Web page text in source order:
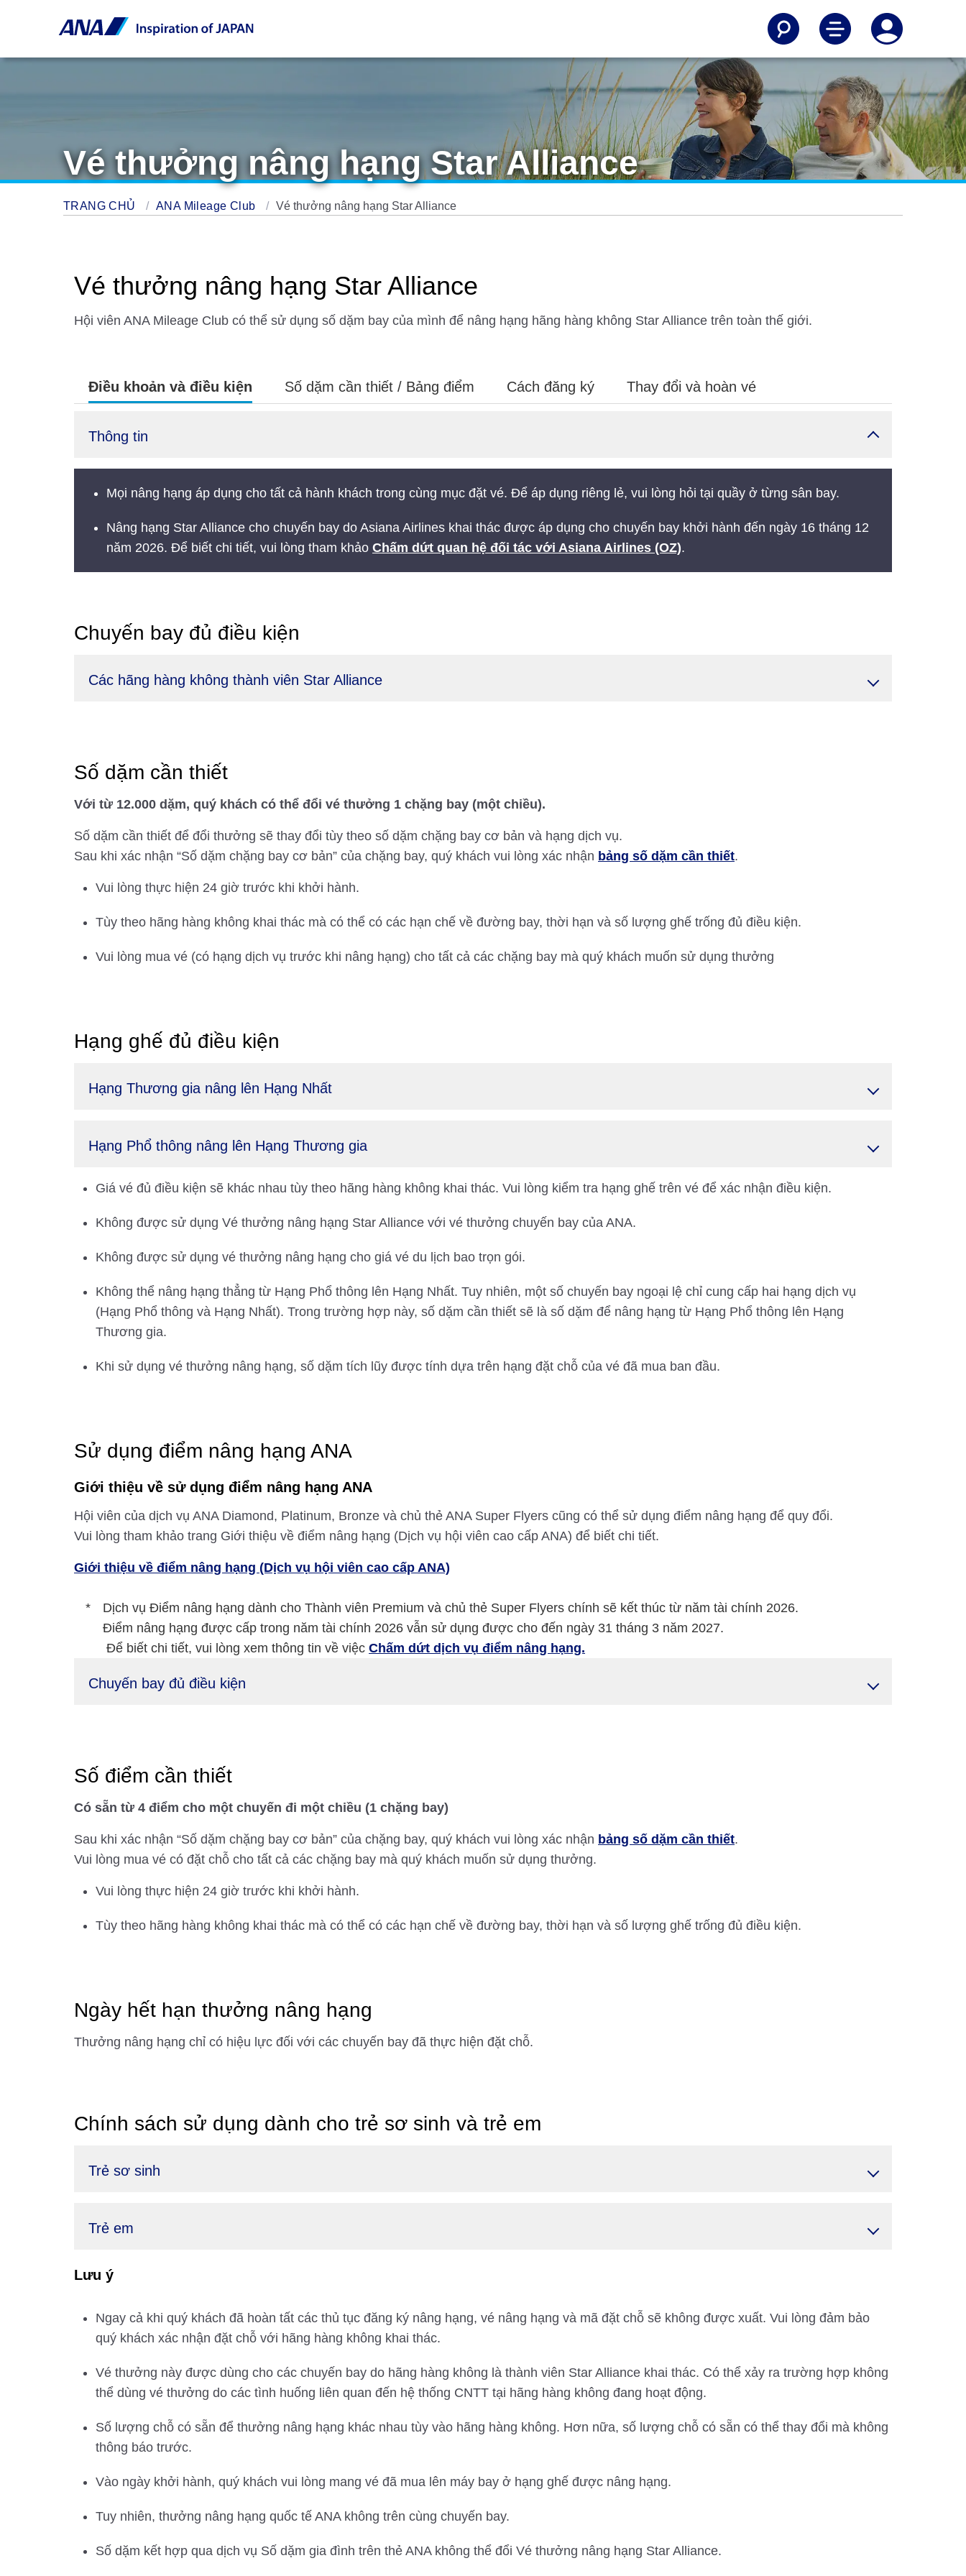
Vé thưởng nâng hạng Star Alliance
TRANG CHỦ ANA Mileage Club Vé thưởng nâng hạng Star Alliance
Vé thưởng nâng hạng Star Alliance
Hội viên ANA Mileage Club có thể sử dụng số dặm bay của mình để nâng hạng hãng hàng không Star Alliance trên toàn thế giới.
Điều khoản và điều kiện Số dặm cần thiết / Bảng điểm Cách đăng ký Thay đổi và hoàn vé
Thông tin
Mọi nâng hạng áp dụng cho tất cả hành khách trong cùng mục đặt vé. Để áp dụng riêng lẻ, vui lòng hỏi tại quầy ở từng sân bay.
Nâng hạng Star Alliance cho chuyến bay do Asiana Airlines khai thác được áp dụng cho chuyến bay khởi hành đến ngày 16 tháng 12
năm 2026. Để biết chi tiết, vui lòng tham khảo Chấm dứt quan hệ đối tác với Asiana Airlines (OZ).
Chuyến bay đủ điều kiện
Các hãng hàng không thành viên Star Alliance
Số dặm cần thiết
Với từ 12.000 dặm, quý khách có thể đổi vé thưởng 1 chặng bay (một chiều).
Số dặm cần thiết để đổi thưởng sẽ thay đổi tùy theo số dặm chặng bay cơ bản và hạng dịch vụ.
Sau khi xác nhận “Số dặm chặng bay cơ bản” của chặng bay, quý khách vui lòng xác nhận bảng số dặm cần thiết.
Vui lòng thực hiện 24 giờ trước khi khởi hành.
Tùy theo hãng hàng không khai thác mà có thể có các hạn chế về đường bay, thời hạn và số lượng ghế trống đủ điều kiện.
Vui lòng mua vé (có hạng dịch vụ trước khi nâng hạng) cho tất cả các chặng bay mà quý khách muốn sử dụng thưởng
Hạng ghế đủ điều kiện
Hạng Thương gia nâng lên Hạng Nhất
Hạng Phổ thông nâng lên Hạng Thương gia
Giá vé đủ điều kiện sẽ khác nhau tùy theo hãng hàng không khai thác. Vui lòng kiểm tra hạng ghế trên vé để xác nhận điều kiện.
Không được sử dụng Vé thưởng nâng hạng Star Alliance với vé thưởng chuyến bay của ANA.
Không được sử dụng vé thưởng nâng hạng cho giá vé du lịch bao trọn gói.
Không thể nâng hạng thẳng từ Hạng Phổ thông lên Hạng Nhất. Tuy nhiên, một số chuyến bay ngoại lệ chỉ cung cấp hai hạng dịch vụ
(Hạng Phổ thông và Hạng Nhất). Trong trường hợp này, số dặm cần thiết sẽ là số dặm để nâng hạng từ Hạng Phổ thông lên Hạng
Thương gia.
Khi sử dụng vé thưởng nâng hạng, số dặm tích lũy được tính dựa trên hạng đặt chỗ của vé đã mua ban đầu.
Sử dụng điểm nâng hạng ANA
Giới thiệu về sử dụng điểm nâng hạng ANA
Hội viên của dịch vụ ANA Diamond, Platinum, Bronze và chủ thẻ ANA Super Flyers cũng có thể sử dụng điểm nâng hạng để quy đổi.
Vui lòng tham khảo trang Giới thiệu về điểm nâng hạng (Dịch vụ hội viên cao cấp ANA) để biết chi tiết.
Giới thiệu về điểm nâng hạng (Dịch vụ hội viên cao cấp ANA)
Dịch vụ Điểm nâng hạng dành cho Thành viên Premium và chủ thẻ Super Flyers chính sẽ kết thúc từ năm tài chính 2026.
Điểm nâng hạng được cấp trong năm tài chính 2026 vẫn sử dụng được cho đến ngày 31 tháng 3 năm 2027.
Để biết chi tiết, vui lòng xem thông tin về việc Chấm dứt dịch vụ điểm nâng hạng.
Chuyến bay đủ điều kiện
Số điểm cần thiết
Có sẵn từ 4 điểm cho một chuyến đi một chiều (1 chặng bay)
Sau khi xác nhận “Số dặm chặng bay cơ bản” của chặng bay, quý khách vui lòng xác nhận bảng số dặm cần thiết.
Vui lòng mua vé có đặt chỗ cho tất cả các chặng bay mà quý khách muốn sử dụng thưởng.
Vui lòng thực hiện 24 giờ trước khi khởi hành.
Tùy theo hãng hàng không khai thác mà có thể có các hạn chế về đường bay, thời hạn và số lượng ghế trống đủ điều kiện.
Ngày hết hạn thưởng nâng hạng
Thưởng nâng hạng chỉ có hiệu lực đối với các chuyến bay đã thực hiện đặt chỗ.
Chính sách sử dụng dành cho trẻ sơ sinh và trẻ em
Trẻ sơ sinh
Trẻ em
Lưu ý
Ngay cả khi quý khách đã hoàn tất các thủ tục đăng ký nâng hạng, vé nâng hạng và mã đặt chỗ sẽ không được xuất. Vui lòng đảm bảo
quý khách xác nhận đặt chỗ với hãng hàng không khai thác.
Vé thưởng này được dùng cho các chuyến bay do hãng hàng không là thành viên Star Alliance khai thác. Có thể xảy ra trường hợp không
thể dùng vé thưởng do các tình huống liên quan đến hệ thống CNTT tại hãng hàng không đang hoạt động.
Số lượng chỗ có sẵn để thưởng nâng hạng khác nhau tùy vào hãng hàng không. Hơn nữa, số lượng chỗ có sẵn có thể thay đổi mà không
thông báo trước.
Vào ngày khởi hành, quý khách vui lòng mang vé đã mua lên máy bay ở hạng ghế được nâng hạng.
Tuy nhiên, thưởng nâng hạng quốc tế ANA không trên cùng chuyến bay.
Số dặm kết hợp qua dịch vụ Số dặm gia đình trên thẻ ANA không thể đổi Vé thưởng nâng hạng Star Alliance.